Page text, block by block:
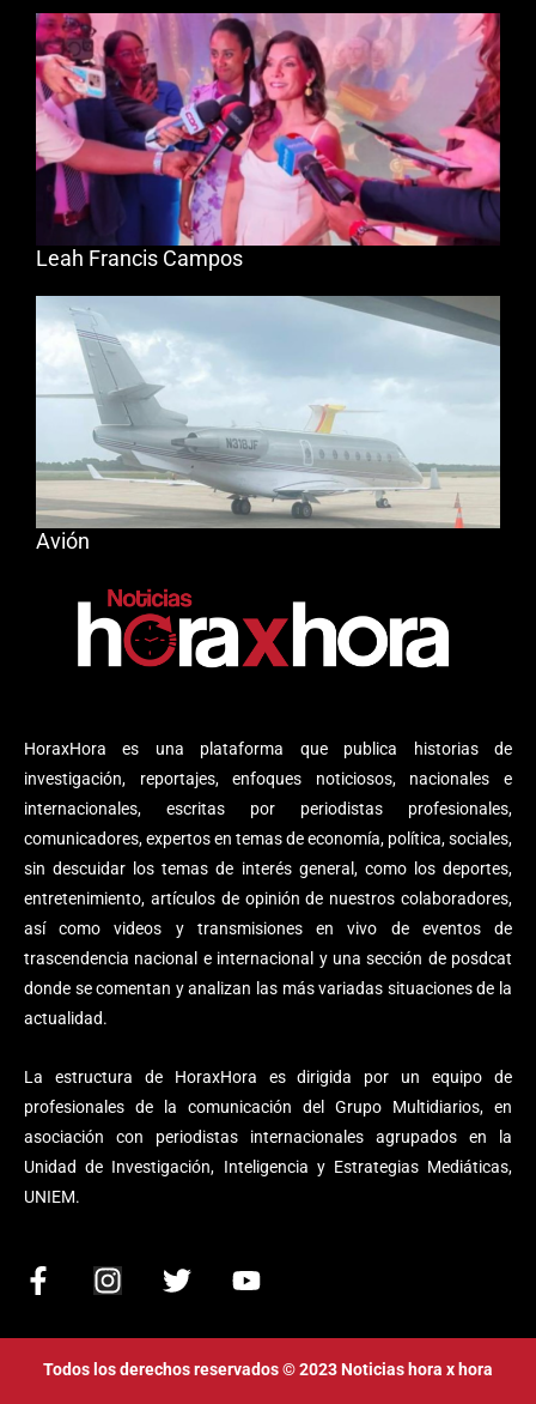
HoraxHora es una plataforma que publica historias de
investigación, reportajes, enfoques noticiosos, nacionales e
internacionales, escritas por periodistas profesionales,
comunicadores, expertos en temas de economía, política, sociales,
sin descuidar los temas de interés general, como los deportes,
entretenimiento, artículos de opinión de nuestros colaboradores,
así como videos y transmisiones en vivo de eventos de
trascendencia nacional e internacional y una sección de posdcat
donde se comentan y analizan las más variadas situaciones de la
actualidad.
La estructura de HoraxHora es dirigida por un equipo de
profesionales de la comunicación del Grupo Multidiarios, en
asociación con periodistas internacionales agrupados en la
Unidad de Investigación, Inteligencia y Estrategias Mediáticas,
UNIEM.
F
a
c
e
I
n
s
t
T
i
t
Y
u
t
Leah Francis Campos
Avión
Todos los derechos reservados © 2023 Noticias hora x hora